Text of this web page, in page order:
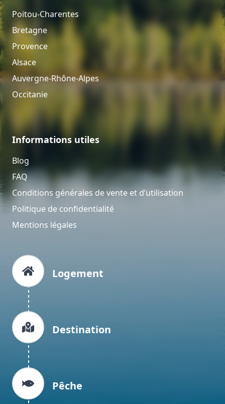
Poitou-Charentes
Bretagne
Provence
Alsace
Auvergne-Rhône-Alpes
Occitanie
Informations utiles
Blog
FAQ
Conditions générales de vente et d’utilisation
Politique de confidentialité
Mentions légales
Logement
Destination
Pêche